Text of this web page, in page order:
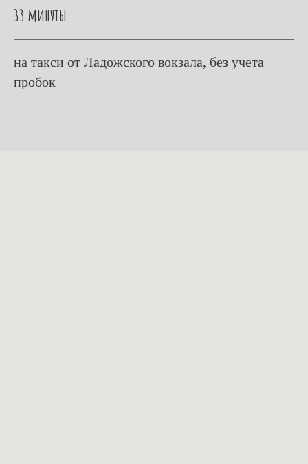
33 минуты
на такси от Ладожского вокзала, без учета
пробок